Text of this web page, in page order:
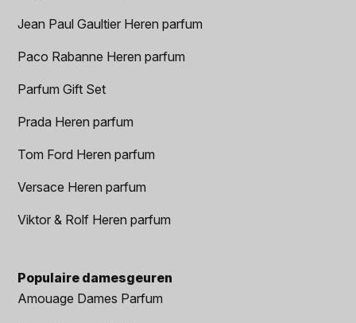
Jean Paul Gaultier Heren parfum
Paco Rabanne Heren parfum
Parfum Gift Set
Prada Heren parfum
Tom Ford Heren parfum
Versace Heren parfum
Viktor & Rolf Heren parfum
Populaire damesgeuren
Amouage Dames Parfum